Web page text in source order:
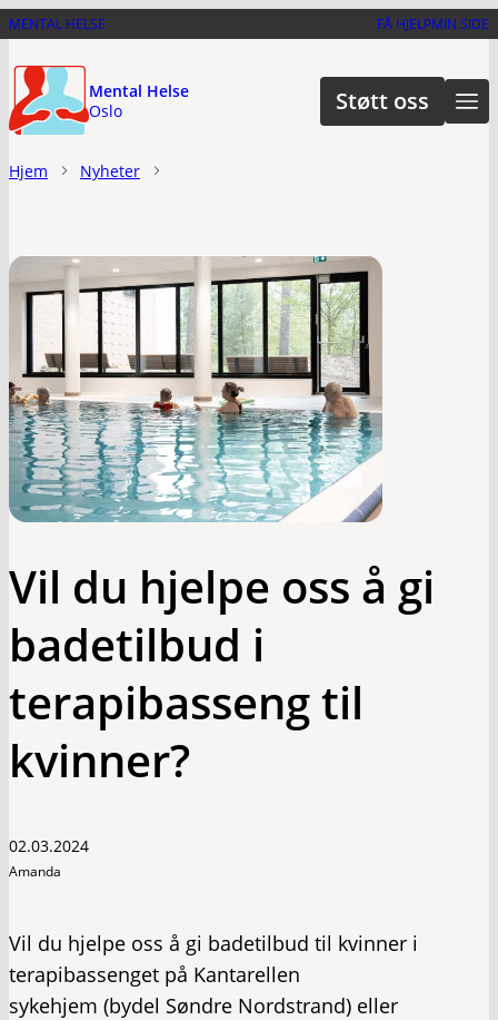
Hopp
hovedinnhold
MENTAL HELSE FÅ HJELPMIN SIDE
Mental Helse
Oslo
Støtt oss
Hjem Nyheter
Vil du hjelpe oss å gi
badetilbud i
terapibasseng til
kvinner?
02.03.2024
Amanda
Vil du hjelpe oss å gi badetilbud til kvinner i
terapibassenget på Kantarellen
sykehjem (bydel Søndre Nordstrand) eller